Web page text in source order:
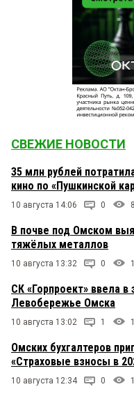
СВЕЖИЕ НОВОСТИ
35 млн рублей
кино по «Пушкинской
10 августа 14:06 0
В почве под Омском
тяжёлых металлов
10 августа 13:32 0
СК «Горпроект» ввела
Левобережье Омска
10 августа 13:02 1
Омских бухгалтеров
«Страховые взносы в
10 августа 12:34 0